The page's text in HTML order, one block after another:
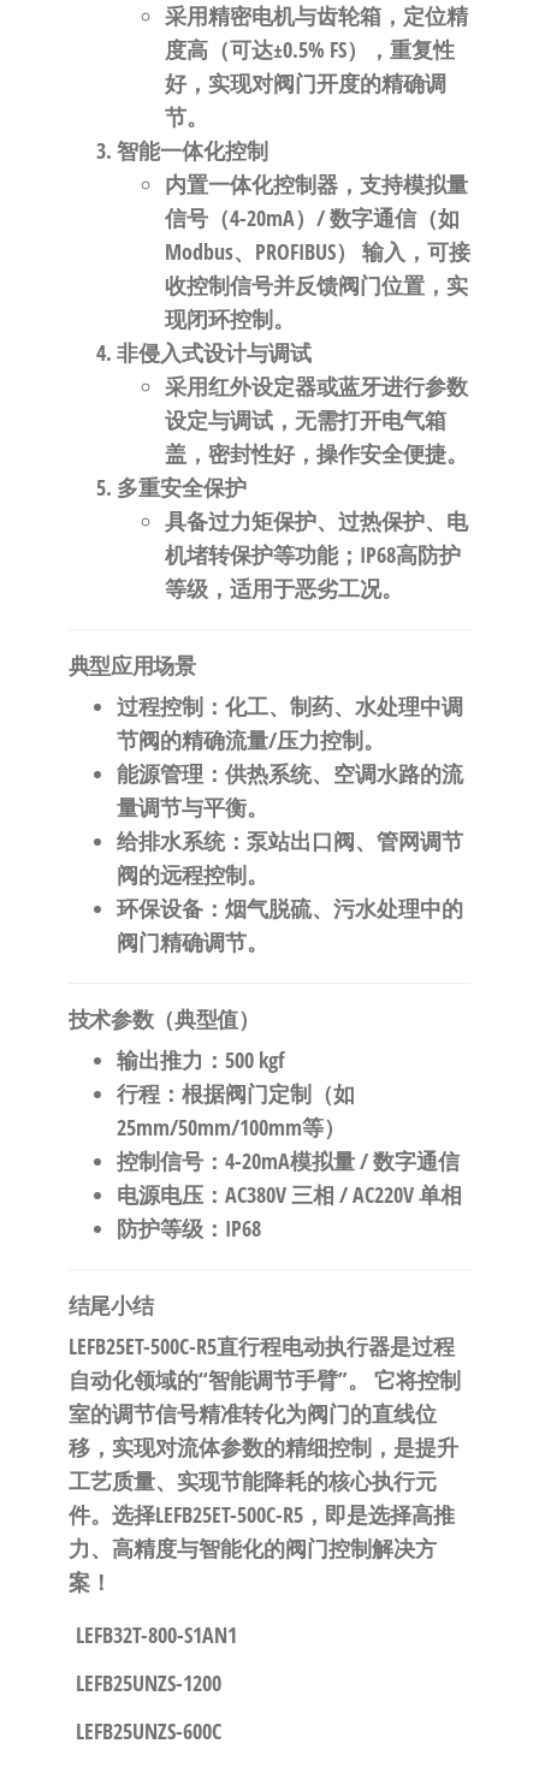
采用精密电机与齿轮箱，定位精
度高（可达±0.5% FS），重复性
好，实现对阀门开度的精确调
节。
​智能一体化控制​
内置一体化控制器，支持​​模拟量
信号（4-20mA）/ 数字通信（如
Modbus、PROFIBUS）​
​ 输入，可接
收控制信号并反馈阀门位置，实
现闭环控制。
​非侵入式设计与调试​
采用红外设定器或蓝牙进行参数
设定与调试，无需打开电气箱
盖，密封性好，操作安全便捷。
​多重安全保护​
具备过力矩保护、过热保护、电
机堵转保护等功能；IP68高防护
等级，适用于恶劣工况。
​典型应用场景​
​过程控制​​：化工、制药、水处理中调
节阀的精确流量/压力控制。
​能源管理​ ​：供热系统、空调水路的流
量调节与平衡。
​给排水系统​​：泵站出口阀、管网调节
阀的远程控制。
​环保设备​​：烟气脱硫、污水处理中的
阀门精确调节。
​技术参数（典型值）​
​输出推力​ ​：500 kgf
​行程​​：根据阀门定制（如
25mm/50mm/100mm等）
​控制信号​​：4-20mA模拟量 / 数字通信
​电源电压​​：AC380V 三相 / AC220V 单相
​防护等级​​：IP68
​结尾小结​
​LEFB25ET-500C-R5直行程电动执行器是过程
自动化领域的“智能调节手臂”。​
​ 它将控制
室的调节信号精准转化为阀门的直线位
移，实现对流体参数的精细控制，是提升
工艺质量、实现节能降耗的核心执行元
件。​ ​选择LEFB25ET-500C-R5，即是选择高推
力、高精度与智能化的阀门控制解决方
案！​
LEFB32T-800-S1AN1
LEFB25UNZS-1200
LEFB25UNZS-600C